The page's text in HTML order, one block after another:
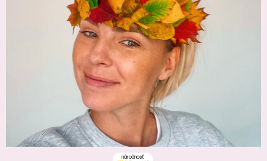
náročnosť